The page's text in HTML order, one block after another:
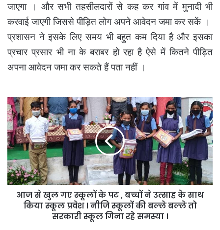
जाएगा । और सभी तहसीलदारों से कह कर गांव में मुनादी भी
करवाई जाएगी जिससे पीड़ित लोग अपने आवेदन जमा कर सकें ।
प्रशासन ने इसके लिए समय भी बहुत कम दिया है और इसका
प्रचार प्रसार भी ना के बराबर हो रहा है ऐसे में कितने पीड़ित
अपना आवेदन जमा कर सकते हैं पता नहीं ।
आज
से
खुल
गए
स्कूलों
के
पट
,
बच्चों
आज से खुल गए स्कूलों के पट , बच्चों ने उत्साह के साथ
किया स्कूल प्रवेश । नीजि स्कूलों की बल्ले बल्ले तो
सरकारी स्कूल गिना रहे समस्या ।